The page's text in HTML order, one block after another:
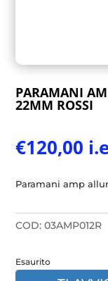
PARAMANI
22MM ROSSI
€120,00
Paramani amp
COD:03AMP012R
Esaurito